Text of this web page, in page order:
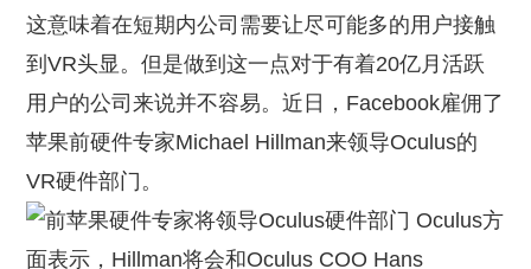
这意味着在短期内公司需要让尽可能多的用户接触
到VR头显。但是做到这一点对于有着20亿月活跃
用户的公司来说并不容易。近日，Facebook雇佣了
苹果前硬件专家Michael Hillman来领导Oculus的
VR硬件部门。
Oculus方
面表示，Hillman将会和Oculus COO Hans